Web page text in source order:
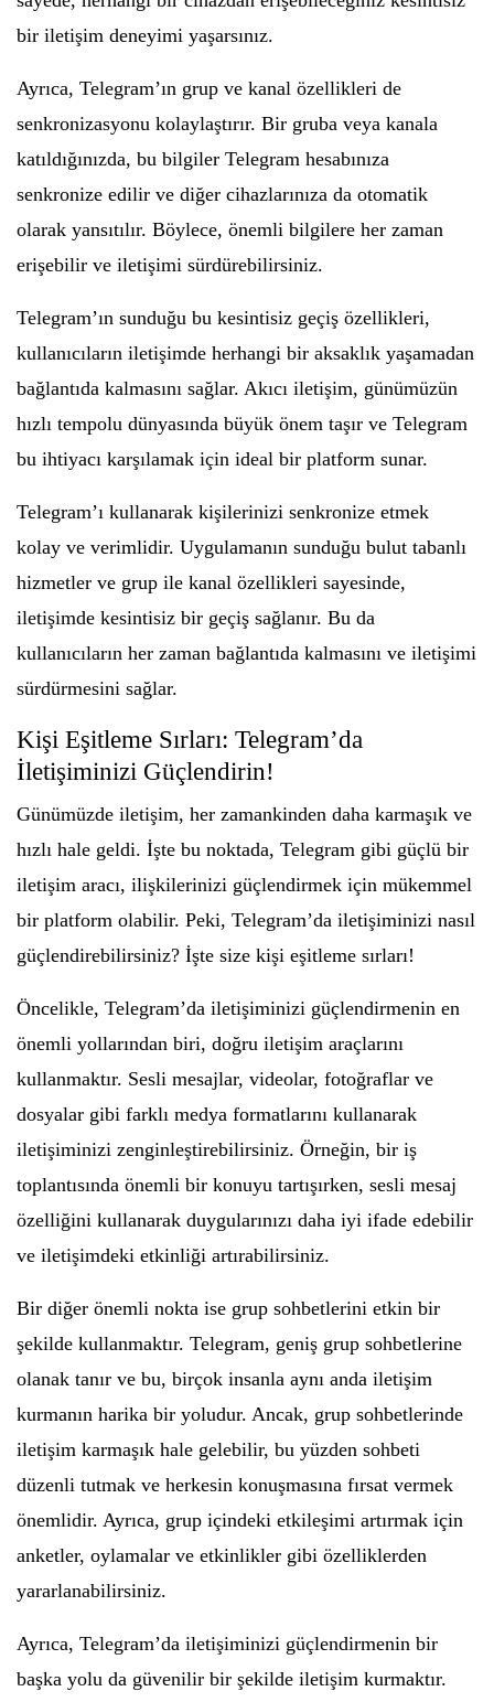
bir iletişim deneyimi yaşarsınız.
Ayrıca, Telegram’ın grup ve kanal özellikleri de
senkronizasyonu kolaylaştırır. Bir gruba veya kanala
katıldığınızda, bu bilgiler Telegram hesabınıza
senkronize edilir ve diğer cihazlarınıza da otomatik
olarak yansıtılır. Böylece, önemli bilgilere her zaman
erişebilir ve iletişimi sürdürebilirsiniz.
Telegram’ın sunduğu bu kesintisiz geçiş özellikleri,
kullanıcıların iletişimde herhangi bir aksaklık yaşamadan
bağlantıda kalmasını sağlar. Akıcı iletişim, günümüzün
hızlı tempolu dünyasında büyük önem taşır ve Telegram
bu ihtiyacı karşılamak için ideal bir platform sunar.
Telegram’ı kullanarak kişilerinizi senkronize etmek
kolay ve verimlidir. Uygulamanın sunduğu bulut tabanlı
hizmetler ve grup ile kanal özellikleri sayesinde,
iletişimde kesintisiz bir geçiş sağlanır. Bu da
kullanıcıların her zaman bağlantıda kalmasını ve iletişimi
sürdürmesini sağlar.
Kişi Eşitleme Sırları: Telegram’da
İletişiminizi Güçlendirin!
Günümüzde iletişim, her zamankinden daha karmaşık ve
hızlı hale geldi. İşte bu noktada, Telegram gibi güçlü bir
iletişim aracı, ilişkilerinizi güçlendirmek için mükemmel
bir platform olabilir. Peki, Telegram’da iletişiminizi nasıl
güçlendirebilirsiniz? İşte size kişi eşitleme sırları!
Öncelikle, Telegram’da iletişiminizi güçlendirmenin en
önemli yollarından biri, doğru iletişim araçlarını
kullanmaktır. Sesli mesajlar, videolar, fotoğraflar ve
dosyalar gibi farklı medya formatlarını kullanarak
iletişiminizi zenginleştirebilirsiniz. Örneğin, bir iş
toplantısında önemli bir konuyu tartışırken, sesli mesaj
özelliğini kullanarak duygularınızı daha iyi ifade edebilir
ve iletişimdeki etkinliği artırabilirsiniz.
Bir diğer önemli nokta ise grup sohbetlerini etkin bir
şekilde kullanmaktır. Telegram, geniş grup sohbetlerine
olanak tanır ve bu, birçok insanla aynı anda iletişim
kurmanın harika bir yoludur. Ancak, grup sohbetlerinde
iletişim karmaşık hale gelebilir, bu yüzden sohbeti
düzenli tutmak ve herkesin konuşmasına fırsat vermek
önemlidir. Ayrıca, grup içindeki etkileşimi artırmak için
anketler, oylamalar ve etkinlikler gibi özelliklerden
yararlanabilirsiniz.
Ayrıca, Telegram’da iletişiminizi güçlendirmenin bir
başka yolu da güvenilir bir şekilde iletişim kurmaktır.